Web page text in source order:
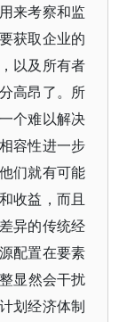
来考察和监
获取企业的
以及所有者
高昂了。所
个难以解决
容性进一步
们就有可能
收益，而且
异的传统经
配置在要素
显然会干扰
划经济体制